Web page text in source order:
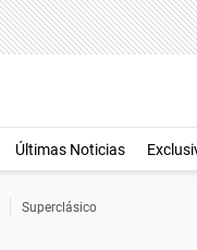
Últimas Noticias
Superclásico